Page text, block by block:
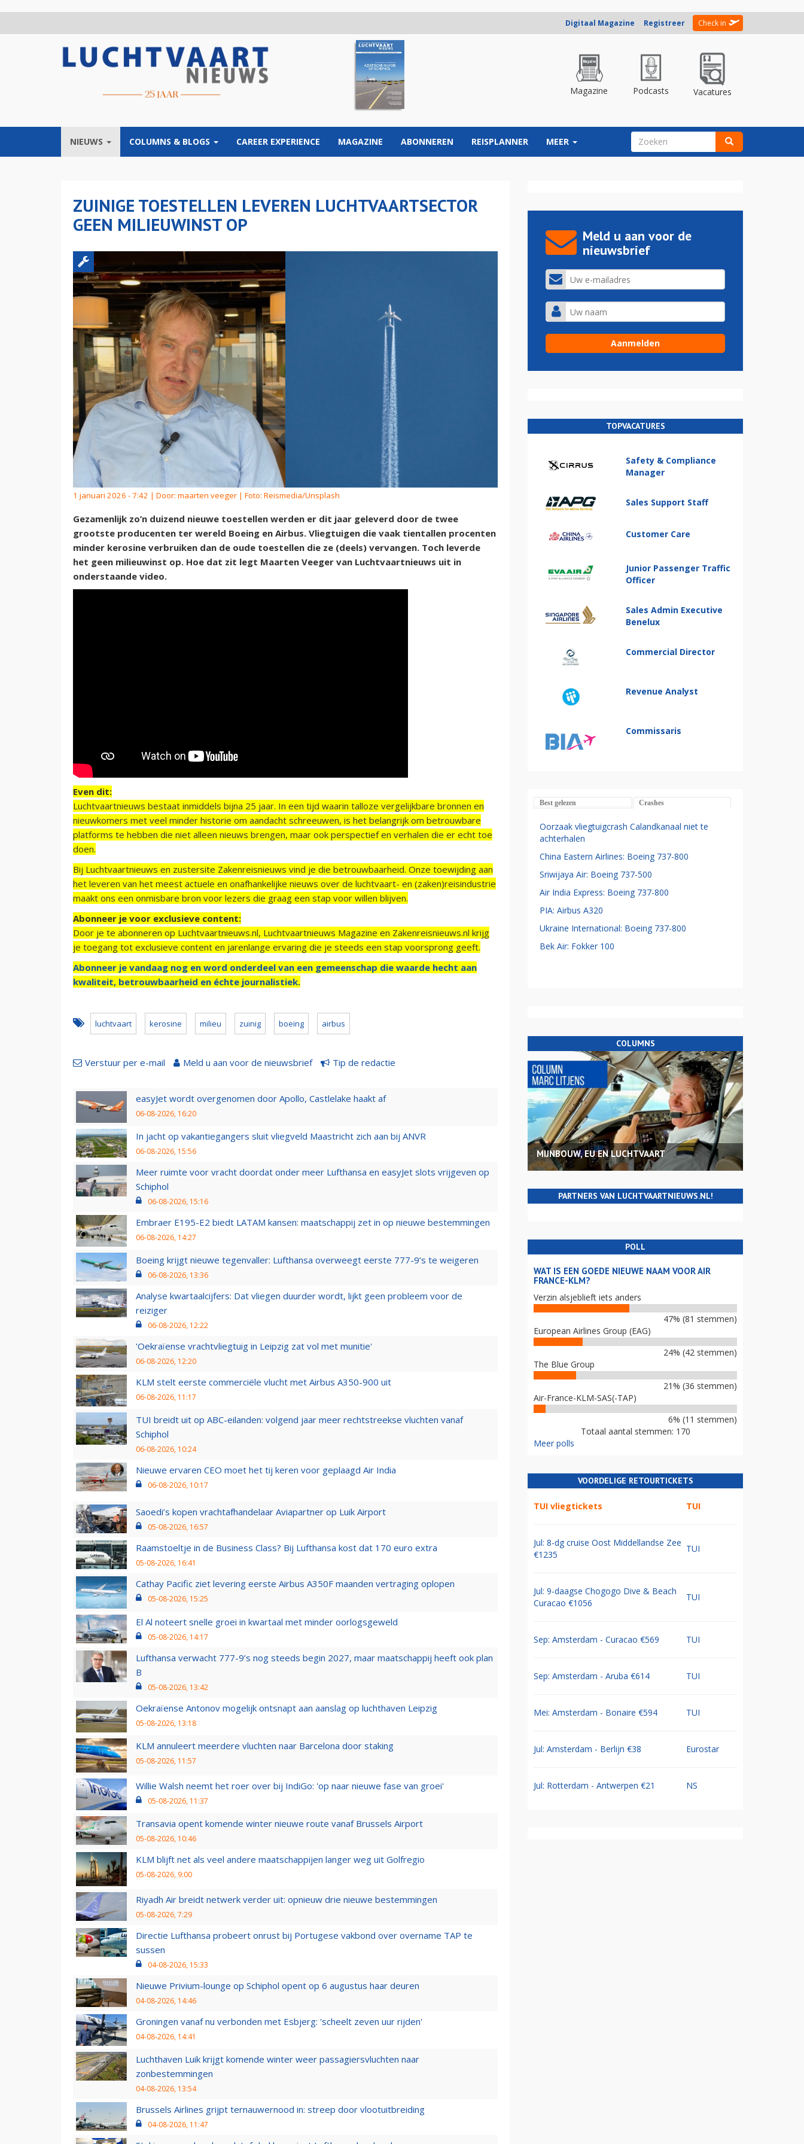
Digitaal Magazine Registreer Check in
Magazine Podcasts Vacatures
NIEUWS COLUMNS & BLOGS CAREER EXPERIENCE MAGAZINE ABONNEREN REISPLANNER MEER ZOEKVELD
ZUINIGE TOESTELLEN LEVEREN LUCHTVAARTSECTOR
GEEN MILIEUWINST OP
1 januari 2026 - 7:42 | Door: maarten veeger | Foto: Reismedia/Unsplash
Gezamenlijk zo’n duizend nieuwe toestellen werden er dit jaar geleverd door de twee
grootste producenten ter wereld Boeing en Airbus. Vliegtuigen die vaak tientallen procenten
minder kerosine verbruiken dan de oude toestellen die ze (deels) vervangen. Toch leverde
het geen milieuwinst op. Hoe dat zit legt Maarten Veeger van Luchtvaartnieuws uit in
onderstaande video.
Even dit:
Luchtvaartnieuws bestaat inmiddels bijna 25 jaar. In een tijd waarin talloze vergelijkbare bronnen en
nieuwkomers met veel minder historie om aandacht schreeuwen, is het belangrijk om betrouwbare
platforms te hebben die niet alleen nieuws brengen, maar ook perspectief en verhalen die er echt toe
doen.
Bij Luchtvaartnieuws en zustersite Zakenreisnieuws vind je die betrouwbaarheid. Onze toewijding aan
het leveren van het meest actuele en onafhankelijke nieuws over de luchtvaart- en (zaken)reisindustrie
maakt ons een onmisbare bron voor lezers die graag een stap voor willen blijven.
Abonneer je voor exclusieve content:
Door je te abonneren op Luchtvaartnieuws.nl, Luchtvaartnieuws Magazine en Zakenreisnieuws.nl krijg
je toegang tot exclusieve content en jarenlange ervaring die je steeds een stap voorsprong geeft.
Abonneer je vandaag nog en word onderdeel van een gemeenschap die waarde hecht aan
kwaliteit, betrouwbaarheid en échte journalistiek.
luchtvaart kerosine milieu zuinig boeing airbus
Verstuur per e-mail Meld u aan voor de nieuwsbrief Tip de redactie
easyJet wordt overgenomen door Apollo, Castlelake haakt af
06-08-2026, 16:20
In jacht op vakantiegangers sluit vliegveld Maastricht zich aan bij ANVR
06-08-2026, 15:56
Meer ruimte voor vracht doordat onder meer Lufthansa en easyJet slots vrijgeven op
Schiphol
06-08-2026, 15:16
Embraer E195-E2 biedt LATAM kansen: maatschappij zet in op nieuwe bestemmingen
06-08-2026, 14:27
Boeing krijgt nieuwe tegenvaller: Lufthansa overweegt eerste 777-9’s te weigeren
06-08-2026, 13:36
Analyse kwartaalcijfers: Dat vliegen duurder wordt, lijkt geen probleem voor de
reiziger
06-08-2026, 12:22
'Oekraïense vrachtvliegtuig in Leipzig zat vol met munitie'
06-08-2026, 12:20
KLM stelt eerste commerciële vlucht met Airbus A350-900 uit
06-08-2026, 11:17
TUI breidt uit op ABC-eilanden: volgend jaar meer rechtstreekse vluchten vanaf
Schiphol
06-08-2026, 10:24
Nieuwe ervaren CEO moet het tij keren voor geplaagd Air India
06-08-2026, 10:17
Saoedi’s kopen vrachtafhandelaar Aviapartner op Luik Airport
05-08-2026, 16:57
Raamstoeltje in de Business Class? Bij Lufthansa kost dat 170 euro extra
05-08-2026, 16:41
Cathay Pacific ziet levering eerste Airbus A350F maanden vertraging oplopen
05-08-2026, 15:25
El Al noteert snelle groei in kwartaal met minder oorlogsgeweld
05-08-2026, 14:17
Lufthansa verwacht 777-9’s nog steeds begin 2027, maar maatschappij heeft ook plan
B
05-08-2026, 13:42
Oekraïense Antonov mogelijk ontsnapt aan aanslag op luchthaven Leipzig
05-08-2026, 13:18
KLM annuleert meerdere vluchten naar Barcelona door staking
05-08-2026, 11:57
Willie Walsh neemt het roer over bij IndiGo: 'op naar nieuwe fase van groei'
05-08-2026, 11:37
Transavia opent komende winter nieuwe route vanaf Brussels Airport
05-08-2026, 10:46
KLM blijft net als veel andere maatschappijen langer weg uit Golfregio
05-08-2026, 9:00
Riyadh Air breidt netwerk verder uit: opnieuw drie nieuwe bestemmingen
05-08-2026, 7:29
Directie Lufthansa probeert onrust bij Portugese vakbond over overname TAP te
sussen
04-08-2026, 15:33
Nieuwe Privium-lounge op Schiphol opent op 6 augustus haar deuren
04-08-2026, 14:46
Groningen vanaf nu verbonden met Esbjerg: 'scheelt zeven uur rijden'
04-08-2026, 14:41
Luchthaven Luik krijgt komende winter weer passagiersvluchten naar
zonbestemmingen
04-08-2026, 13:54
Brussels Airlines grijpt ternauwernood in: streep door vlootuitbreiding
04-08-2026, 11:47
Meld u aan voor de
nieuwsbrief
TOPVACATURES
Safety & Compliance
Manager
Sales Support Staff
Customer Care
Junior Passenger Traffic
Officer
Sales Admin Executive
Benelux
Commercial Director
Revenue Analyst
Commissaris
Best gelezen Crashes
Oorzaak vliegtuigcrash Calandkanaal niet te
achterhalen
China Eastern Airlines: Boeing 737-800
Sriwijaya Air: Boeing 737-500
Air India Express: Boeing 737-800
PIA: Airbus A320
Ukraine International: Boeing 737-800
Bek Air: Fokker 100
COLUMNS
MIJNBOUW, EU EN LUCHTVAART
PARTNERS VAN LUCHTVAARTNIEUWS.NL!
POLL
WAT IS EEN GOEDE NIEUWE NAAM VOOR AIR
FRANCE-KLM?
Verzin alsjeblieft iets anders
47% (81 stemmen)
European Airlines Group (EAG)
24% (42 stemmen)
The Blue Group
21% (36 stemmen)
Air-France-KLM-SAS(-TAP)
6% (11 stemmen)
Totaal aantal stemmen: 170
Meer polls
VOORDELIGE RETOURTICKETS
TUI vliegtickets TUI
Jul: 8-dg cruise Oost Middellandse Zee
€1235
TUI
Jul: 9-daagse Chogogo Dive & Beach
Curacao €1056
TUI
Sep: Amsterdam - Curacao €569 TUI
Sep: Amsterdam - Aruba €614 TUI
Mei: Amsterdam - Bonaire €594 TUI
Jul: Amsterdam - Berlijn €38 Eurostar
Jul: Rotterdam - Antwerpen €21 NS